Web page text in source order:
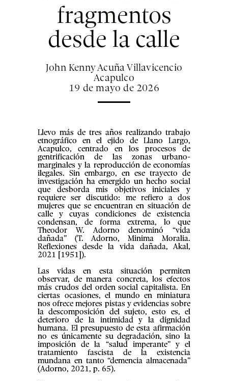
fragmentos
desde la calle
John Kenny Acuña Villavicencio
Acapulco
19 de mayo de 2026
Llevo más de tres años realizando trabajo
etnográfico en el ejido de Llano Largo,
Acapulco, centrado en los procesos de
gentrificación de las zonas urbano-
marginales y la reproducción de economías
ilegales. Sin embargo, en ese trayecto de
investigación ha emergido un hecho social
que desborda mis objetivos iniciales y
requiere ser discutido: me refiero a dos
mujeres que se encuentran en situación de
calle y cuyas condiciones de existencia
condensan, de forma extrema, lo que
Theodor W. Adorno denominó “vida
dañada” (T. Adorno, Minima Moralia.
Reflexiones desde la vida dañada, Akal,
2021 [1951]).
Las vidas en esta situación permiten
observar, de manera concreta, los efectos
más crudos del orden social capitalista. En
ciertas ocasiones, el mundo en miniatura
nos ofrece mejores pistas y evidencias sobre
la descomposición del sujeto, esto es, el
deterioro de la intimidad y la dignidad
humana. El presupuesto de esta afirmación
no es únicamente su degradación, sino la
imposición de la “salud imperante” y el
tratamiento fascista de la existencia
mundana en tanto “demencia almacenada”
(Adorno, 2021, p. 65).